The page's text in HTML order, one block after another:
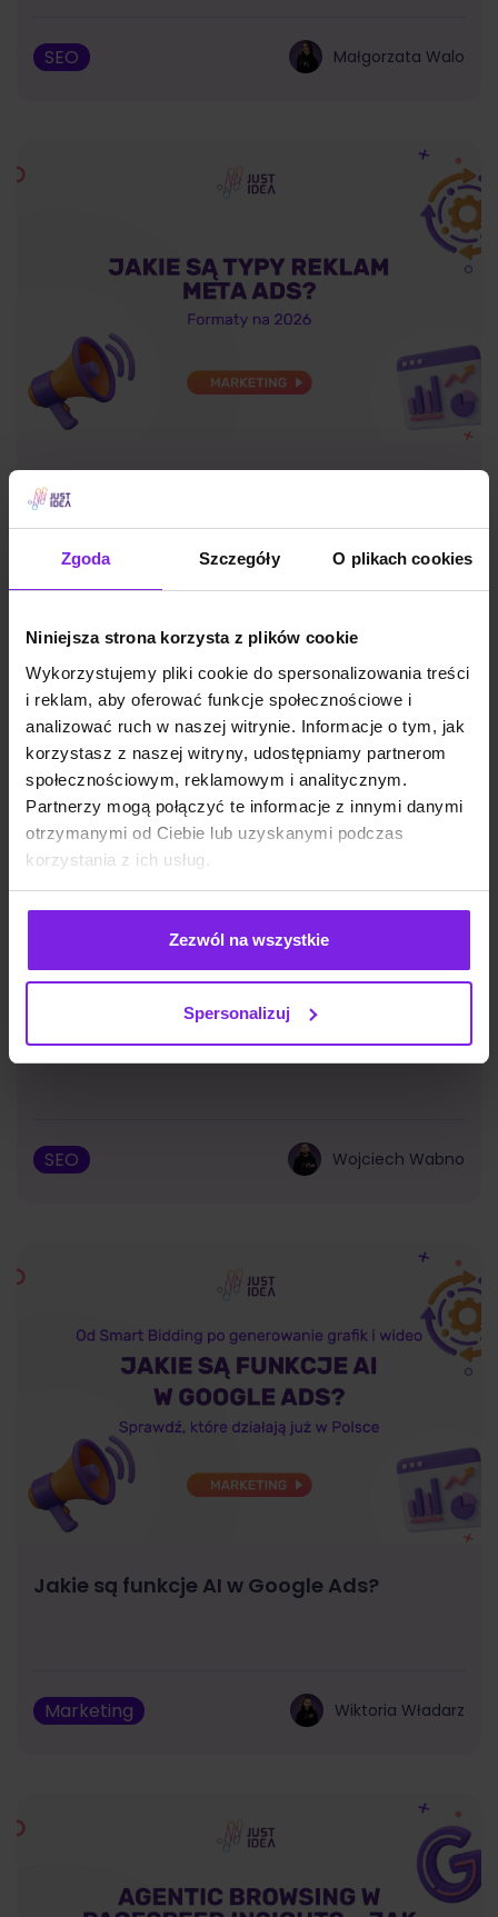
Zgoda Szczegóły O plikach cookies
Niniejsza strona korzysta z plików cookie
Wykorzystujemy pliki cookie do spersonalizowania treści
i reklam, aby oferować funkcje społecznościowe i
analizować ruch w naszej witrynie. Informacje o tym, jak
korzystasz z naszej witryny, udostępniamy partnerom
społecznościowym, reklamowym i analitycznym.
Partnerzy mogą połączyć te informacje z innymi danymi
otrzymanymi od Ciebie lub uzyskanymi podczas
korzystania z ich usług.
Zezwól na wszystkie
Spersonalizuj
SEO Małgorzata Walo
Jakie są typy reklam Meta Ads? Formaty
na 2026
SEO Wojciech Wabno
Jakie są funkcje AI w Google Ads?
Marketing Wiktoria Władarz